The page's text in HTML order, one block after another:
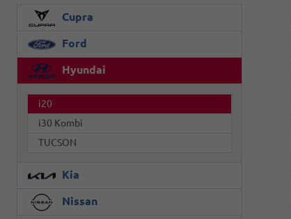
Cupra
Ford
Hyundai
i20
i30 Kombi
TUCSON
Kia
Nissan